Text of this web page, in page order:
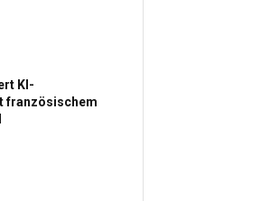
KI-
französischem